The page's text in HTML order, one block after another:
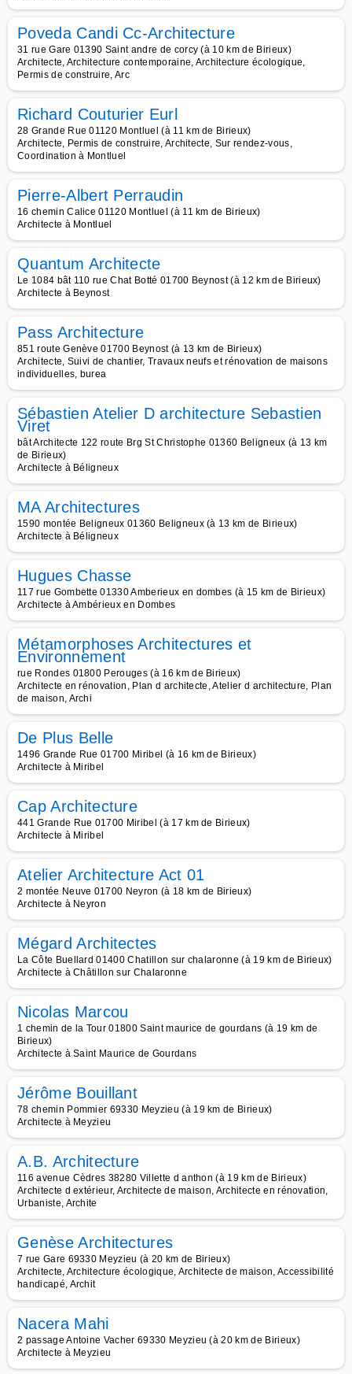
Poveda Candi Cc-Architecture
31 rue Gare 01390 Saint andre de corcy (à 10 km de Birieux)
Architecte, Architecture contemporaine, Architecture écologique,
Permis de construire, Arc
Richard Couturier Eurl
28 Grande Rue 01120 Montluel (à 11 km de Birieux)
Architecte, Permis de construire, Architecte, Sur rendez-vous,
Coordination à Montluel
Pierre-Albert Perraudin
16 chemin Calice 01120 Montluel (à 11 km de Birieux)
Architecte à Montluel
Quantum Architecte
Le 1084 bât 110 rue Chat Botté 01700 Beynost (à 12 km de Birieux)
Architecte à Beynost
Pass Architecture
851 route Genève 01700 Beynost (à 13 km de Birieux)
Architecte, Suivi de chantier, Travaux neufs et rénovation de maisons
individuelles, burea
Sébastien Atelier D architecture Sebastien
Viret
bât Architecte 122 route Brg St Christophe 01360 Beligneux (à 13 km
de Birieux)
Architecte à Béligneux
MA Architectures
1590 montée Beligneux 01360 Beligneux (à 13 km de Birieux)
Architecte à Béligneux
Hugues Chasse
117 rue Gombette 01330 Amberieux en dombes (à 15 km de Birieux)
Architecte à Ambérieux en Dombes
Métamorphoses Architectures et
Environnement
rue Rondes 01800 Perouges (à 16 km de Birieux)
Architecte en rénovation, Plan d architecte, Atelier d architecture, Plan
de maison, Archi
De Plus Belle
1496 Grande Rue 01700 Miribel (à 16 km de Birieux)
Architecte à Miribel
Cap Architecture
441 Grande Rue 01700 Miribel (à 17 km de Birieux)
Architecte à Miribel
Atelier Architecture Act 01
2 montée Neuve 01700 Neyron (à 18 km de Birieux)
Architecte à Neyron
Mégard Architectes
La Côte Buellard 01400 Chatillon sur chalaronne (à 19 km de Birieux)
Architecte à Châtillon sur Chalaronne
Nicolas Marcou
1 chemin de la Tour 01800 Saint maurice de gourdans (à 19 km de
Birieux)
Architecte à Saint Maurice de Gourdans
Jérôme Bouillant
78 chemin Pommier 69330 Meyzieu (à 19 km de Birieux)
Architecte à Meyzieu
A.B. Architecture
116 avenue Cèdres 38280 Villette d anthon (à 19 km de Birieux)
Architecte d extérieur, Architecte de maison, Architecte en rénovation,
Urbaniste, Archite
Genèse Architectures
7 rue Gare 69330 Meyzieu (à 20 km de Birieux)
Architecte, Architecture écologique, Architecte de maison, Accessibilité
handicapé, Archit
Nacera Mahi
2 passage Antoine Vacher 69330 Meyzieu (à 20 km de Birieux)
Architecte à Meyzieu